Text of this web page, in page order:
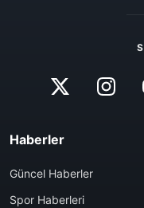
Haberler
Güncel Haberler
Spor Haberleri